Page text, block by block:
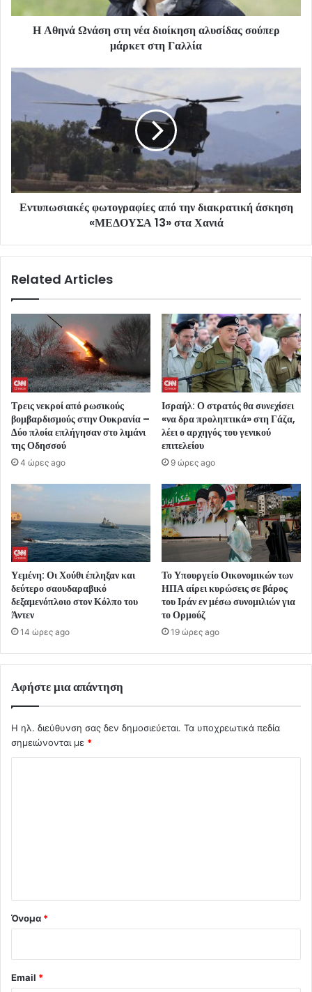
Η Αθηνά Ωνάση στη νέα διοίκηση αλυσίδας σούπερ
μάρκετ στη Γαλλία
Εντυπωσιακές φωτογραφίες από την διακρατική άσκηση
«ΜΕΔΟΥΣΑ 13» στα Χανιά
Related Articles
Τρεις νεκροί από ρωσικούς
βομβαρδισμούς στην Ουκρανία –
Δύο πλοία επλήγησαν στο λιμάνι
της Οδησσού
4 ώρες ago
Ισραήλ: Ο στρατός θα συνεχίσει
«να δρα προληπτικά» στη Γάζα,
λέει ο αρχηγός του γενικού
επιτελείου
9 ώρες ago
Υεμένη: Οι Χούθι έπληξαν και
δεύτερο σαουδαραβικό
δεξαμενόπλοιο στον Κόλπο του
Άντεν
14 ώρες ago
Το Υπουργείο Οικονομικών των
ΗΠΑ αίρει κυρώσεις σε βάρος
του Ιράν εν μέσω συνομιλιών για
το Ορμούζ
19 ώρες ago
Αφήστε μια απάντηση
Η ηλ. διεύθυνση σας δεν δημοσιεύεται. Τα υποχρεωτικά πεδία
σημειώνονται με *
Όνομα *
Email *